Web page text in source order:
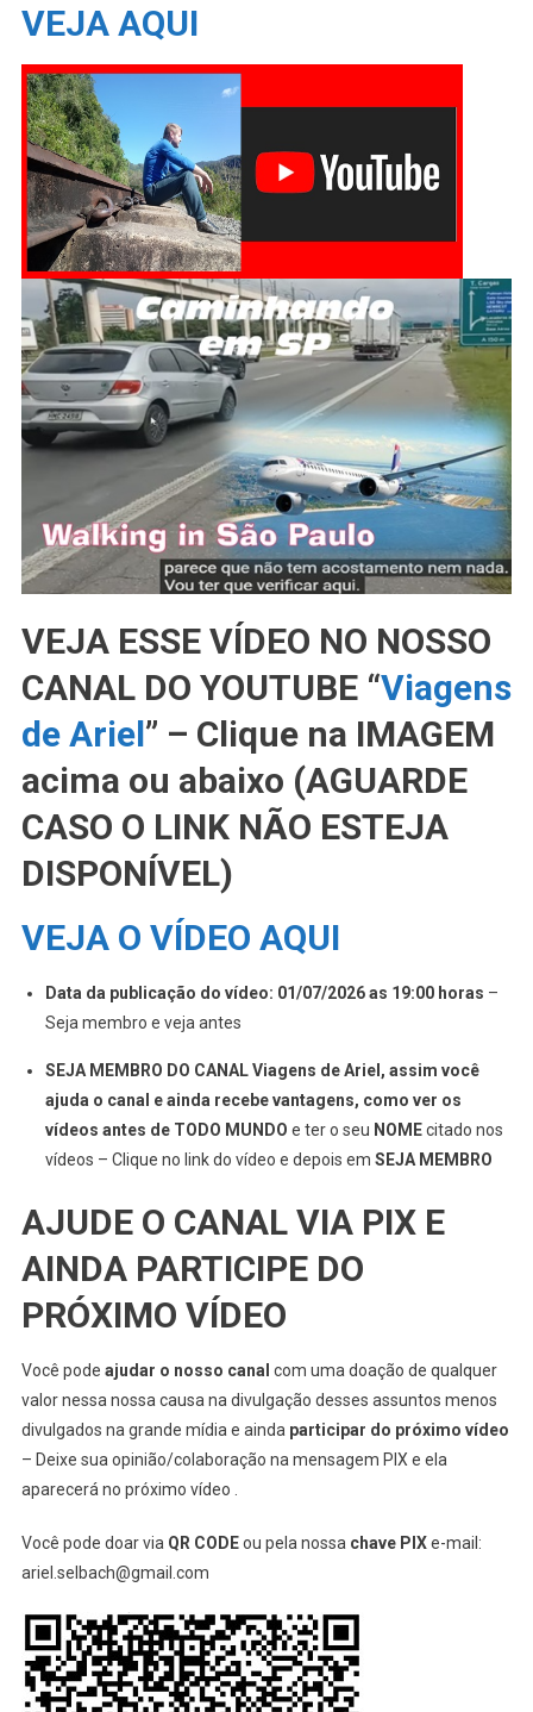
VEJA AQUI
VEJA ESSE VÍDEO NO NOSSO
CANAL DO YOUTUBE “Viagens
de Ariel” – Clique na IMAGEM
acima ou abaixo (AGUARDE
CASO O LINK NÃO ESTEJA
DISPONÍVEL)
VEJA O VÍDEO AQUI
Data da publicação do vídeo: 01/07/2026 as 19:00 horas –
Seja membro e veja antes
SEJA MEMBRO DO CANAL Viagens de Ariel, assim você
ajuda o canal e ainda recebe vantagens, como ver os
vídeos antes de TODO MUNDO e ter o seu NOMEcitado nos
vídeos – Clique no link do vídeo e depois em SEJA MEMBRO
AJUDE O CANAL VIA PIX E
AINDA PARTICIPE DO
PRÓXIMO VÍDEO
Você pode ajudar o nosso canal com uma doação de qualquer
valor nessa nossa causa na divulgação desses assuntos menos
divulgados na grande mídia e ainda participar do próximo vídeo
– Deixe sua opinião/colaboração na mensagem PIX e ela
aparecerá no próximo vídeo .
Você pode doar via QR CODEou pela nossa chave PIXe-mail:
ariel.selbach@gmail.com